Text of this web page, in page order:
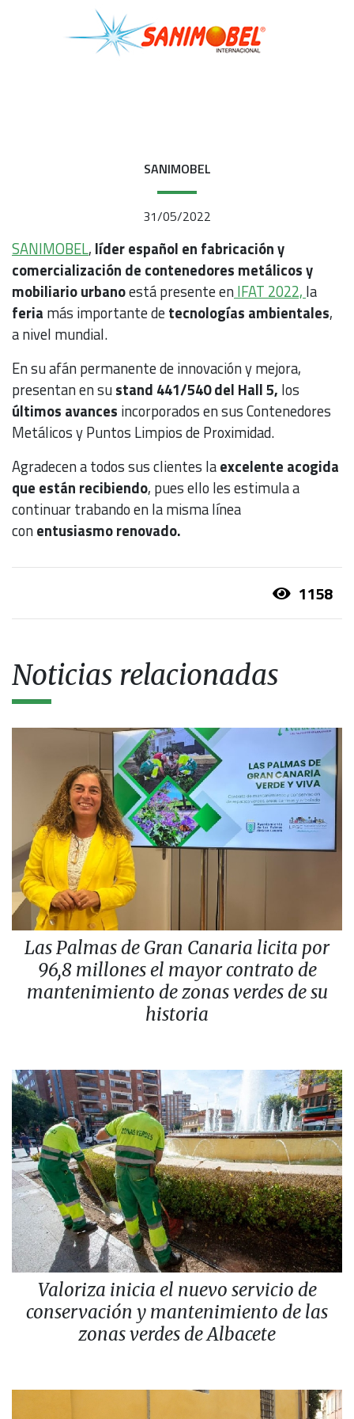
SANIMOBEL
31/05/2022
SANIMOBEL, líder español en fabricación y
comercialización de contenedores metálicos y
mobiliario urbanoestá presente enIFAT 2022, la
feria más importante detecnologías ambientales,
a nivel mundial.
En su afán permanente de innovación y mejora,
presentan en sustand 441/540 del Hall 5, los
últimos avances incorporados en sus Contenedores
Metálicos y Puntos Limpios de Proximidad.
Agradecen a todos sus clientes laexcelente acogida
que están recibiendo, pues ello les estimula a
continuar trabando en la misma línea
conentusiasmo renovado.
1158
Noticias relacionadas
Las Palmas de Gran Canaria licita por
96,8 millones el mayor contrato de
mantenimiento de zonas verdes de su
historia
Valoriza inicia el nuevo servicio de
conservación y mantenimiento de las
zonas verdes de Albacete